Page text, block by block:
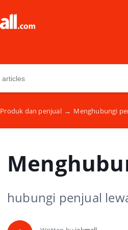
Produk dan penjual → Menghubungi
hubungi penjual